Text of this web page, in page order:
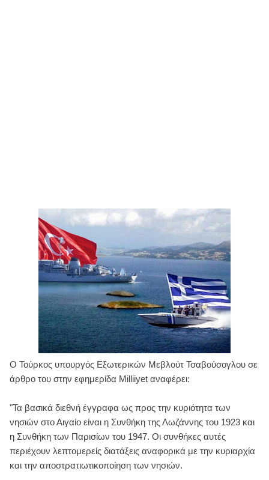
Ο Τούρκος υπουργός Εξωτερικών Μεβλούτ Τσαβούσογλου σε
άρθρο του στην εφημερίδα Milliiyet αναφέρει:
"Τα βασικά διεθνή έγγραφα ως προς την κυριότητα των
νησιών στο Αιγαίο είναι η Συνθήκη της Λωζάννης του 1923 και
η Συνθήκη των Παρισίων του 1947. Οι συνθήκες αυτές
περιέχουν λεπτομερείς διατάξεις αναφορικά με την κυριαρχία
και την αποστρατιωτικοποίηση των νησιών.